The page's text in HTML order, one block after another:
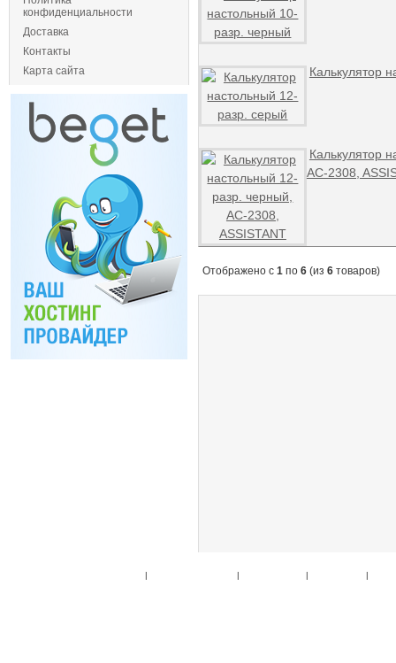
конфиденциальности
Доставка
Контакты
Карта сайта
Калькулятор
Калькулятор
AC-2308,
Отображено с 1 по 6 (из 6 товаров)
| | | |